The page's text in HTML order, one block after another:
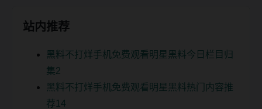
站内推荐
黑料不打烊手机免费观看明星黑料今日栏目归
集2
黑料不打烊手机免费观看明星黑料热门内容推
荐14